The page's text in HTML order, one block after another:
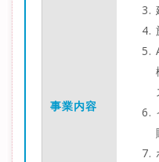
事業内容